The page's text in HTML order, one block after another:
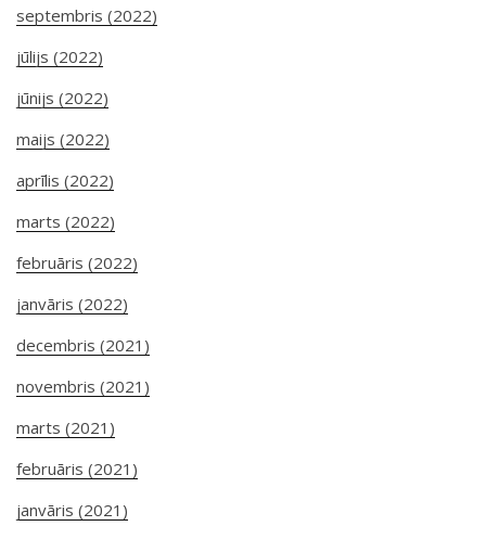
septembris (2022)
jūlijs (2022)
jūnijs (2022)
maijs (2022)
aprīlis (2022)
marts (2022)
februāris (2022)
janvāris (2022)
decembris (2021)
novembris (2021)
marts (2021)
februāris (2021)
janvāris (2021)